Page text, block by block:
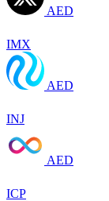
AED
IMX
AED
INJ
AED
ICP